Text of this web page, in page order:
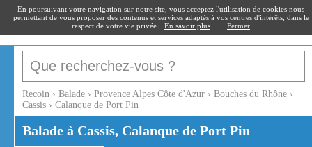
recoin.fr
Recoin › Balade › Provence Alpes Côte d'Azur › Bouches du Rhône ›
Cassis › Calanque de Port Pin
Balade à Cassis, Calanque de Port Pin
En poursuivant votre navigation sur notre site, vous acceptez l'utilisation de cookies nous
permettant de vous proposer des contenus et services adaptés à vos centres d'intérêts, dans le
respect de votre vie privée.
En savoir plus Fermer